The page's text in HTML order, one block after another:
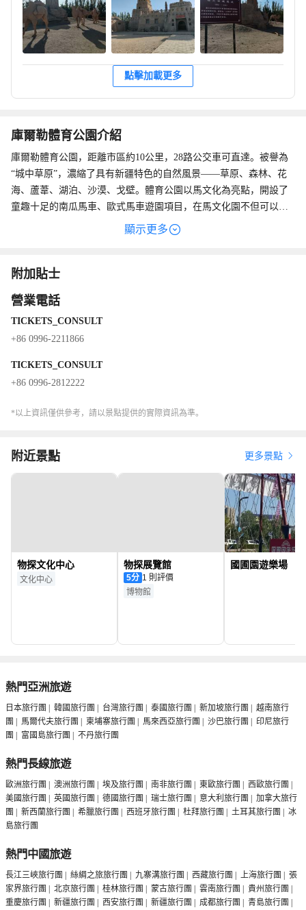
點擊加載更多
庫爾勒體育公園介紹
庫爾勒體育公園，距離市區約10公里，28路公交車可直達。被譽為
“城中草原”，濃縮了具有新疆特色的自然風景——草原、森林、花
海、蘆葦、湖泊、沙漠、戈壁。體育公園以馬文化為亮點，開設了
童趣十足的南瓜馬車、歐式馬車遊園項目，在馬文化園不但可以學
習知識，還能和純血馬、小矮馬、迷你馬等世界名馬親密接觸；同
錘、樓蘭驛站等30餘個遊樂項目，園中還有各類新疆特色美食，是
顯示更多
附加貼士
營業電話
TICKETS_CONSULT
+86 0996-2211866
TICKETS_CONSULT
+86 0996-2812222
*以上資訊僅供參考，請以景點提供的實際資訊為準。
附近景點 更多景點
物探文化中心
文化中心
物探展覽館
5分
1 則評價
博物館
國圃園遊樂場
熱門亞洲旅遊
日本旅行團 | 韓國旅行團 | 台灣旅行團 | 泰國旅行團 | 新加坡旅行團 | 越南旅行
團 | 馬爾代夫旅行團 | 柬埔寨旅行團 | 馬來西亞旅行團 | 沙巴旅行團 | 印尼旅行
團 | 富國島旅行團 | 不丹旅行團
熱門長線旅遊
歐洲旅行團 | 澳洲旅行團 | 埃及旅行團 | 南非旅行團 | 東歐旅行團 | 西歐旅行團 |
美國旅行團 | 英國旅行團 | 德國旅行團 | 瑞士旅行團 | 意大利旅行團 | 加拿大旅行
團 | 新西蘭旅行團 | 希臘旅行團 | 西班牙旅行團 | 杜拜旅行團 | 土耳其旅行團 | 冰
島旅行團
熱門中國旅遊
長江三峽旅行團 | 絲綢之旅旅行團 | 九寨溝旅行團 | 西藏旅行團 | 上海旅行團 | 張
家界旅行團 | 北京旅行團 | 桂林旅行團 | 蒙古旅行團 | 雲南旅行團 | 貴州旅行團 |
重慶旅行團 | 新疆旅行團 | 西安旅行團 | 新疆旅行團 | 成都旅行團 | 青島旅行團 |